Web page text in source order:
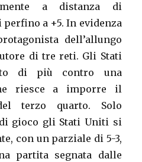
a distanza di
a +5. In evidenza
dell’allungo
di tre reti. Gli Stati
di più contro una
riesce a imporre il
terzo quarto. Solo
gioco gli Stati Uniti si
con un parziale di 5-3,
partita segnata dalle